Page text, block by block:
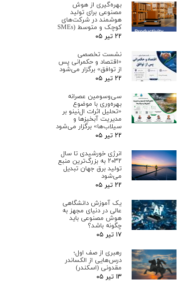
بهره‌گیری از هوش
مصنوعی برای تولید
هوشمند در شرکت‌های
کوچک و متوسط (SMEs
۲۲ تیر ۰۵
نشست تخصصی
«اقتصاد و حکمرانی پس
از توافق» برگزار می‌شود
۲۲ تیر ۰۵
سی‌وسومین عصرانه
بهره‌وری با موضوع
«تحلیل اثرات ال‌نینو بر
مدیریت آبخیزها و
سیلاب‌ها» برگزار می‌شود
۲۲ تیر ۰۵
انرژی خورشیدی تا سال
۲۰۳۲ به بزرگ‌ترین منبع
تولید برق جهان تبدیل
می‌شود
۲۲ تیر ۰۵
یک آموزش دانشگاهی
عالی در دنیای مجهز به
هوش مصنوعی باید
چگونه باشد؟
۱۷ تیر ۰۵
رهبری از صف اول؛
درس‌هایی از الکساندر
مقدونی (اسکندر)
۱۳ تیر ۰۵